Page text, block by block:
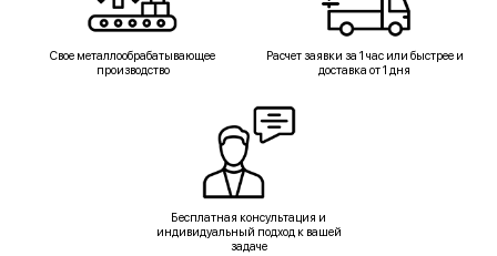
Свое металлообрабатывающее
производство
Расчет заявки за 1 час или быстрее и
доставка от 1 дня
Бесплатная консультация и
индивидуальный подход к вашей
задаче